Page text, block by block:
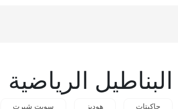
البناطيل الرياضية
جاكيتات هوديز سويت شيرت